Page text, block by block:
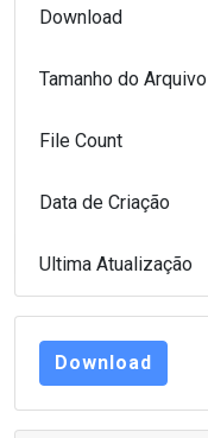
Download
Tamanho do Arquivo
File Count
Data de Criação
Ultima Atualização
Download